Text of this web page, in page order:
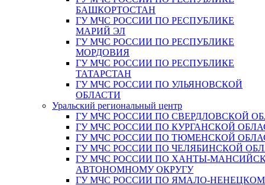
БАШКОРТОСТАН
ГУ МЧС РОССИИ ПО РЕСПУБЛИКЕ
МАРИЙ ЭЛ
ГУ МЧС РОССИИ ПО РЕСПУБЛИКЕ
МОРДОВИЯ
ГУ МЧС РОССИИ ПО РЕСПУБЛИКЕ
ТАТАРСТАН
ГУ МЧС РОССИИ ПО УЛЬЯНОВСКОЙ
ОБЛАСТИ
Уральский региональный центр
ГУ МЧС РОССИИ ПО СВЕРДЛОВСКОЙ
ГУ МЧС РОССИИ ПО КУРГАНСКОЙ
ГУ МЧС РОССИИ ПО ТЮМЕНСКОЙ
ГУ МЧС РОССИИ ПО ЧЕЛЯБИНСКОЙ
ГУ МЧС РОССИИ ПО ХАНТЫ-
АВТОНОМНОМУ ОКРУГУ
ГУ МЧС РОССИИ ПО ЯМАЛО-